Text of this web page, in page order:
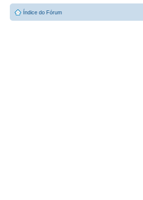
Índice do Fórum